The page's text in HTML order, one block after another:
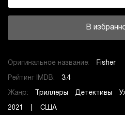
В
Оригинальное название: Fisher
Рейтинг IMDB: 3.4
Жанр: Триллеры Детективы
2021 | США